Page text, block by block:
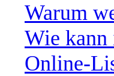
Warum
Wie kann
Online-